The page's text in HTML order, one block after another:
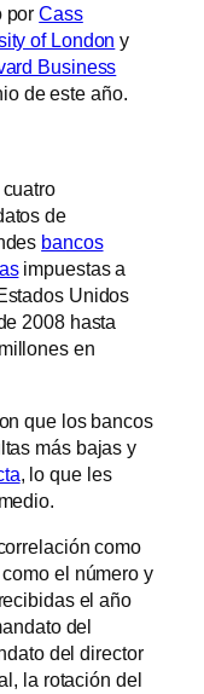
porCass
of London y
Business
de este año.
de
bancos
impuestas a
Unidos
2008 hasta
en
que los bancos
más bajas y
, lo que les
como
el número y
el año
del
del director
la rotación del